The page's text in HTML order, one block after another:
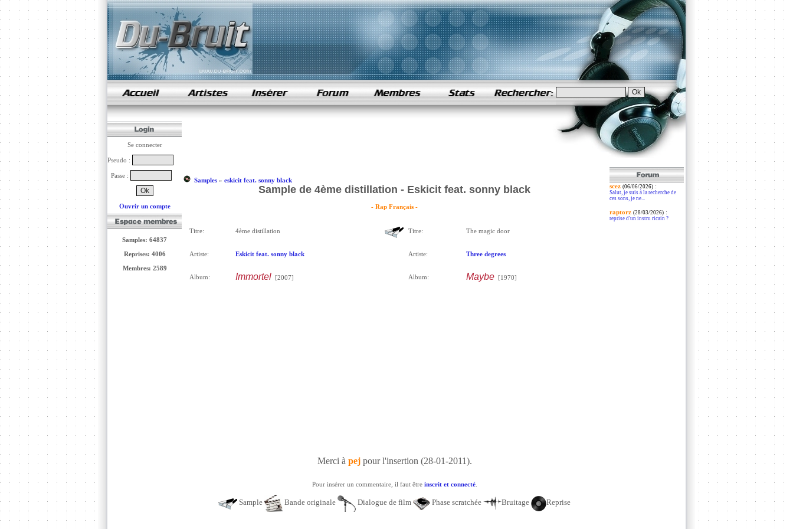
samples de rap
Se connecter
Pseudo :
Passe :
Ouvrir un compte
Samples: 64837
Reprises: 4006
Membres: 2589
Samples» eskicit feat. sonny black
Sample de 4ème distillation - Eskicit feat. sonny black
- Rap Français -
Titre: 4ème distillation
Artiste: Eskicit feat. sonny black
Album: Immortel[2007]
Titre: The magic door
Artiste: Three degrees
Album: Maybe[1970]
Merci à pejpour l'insertion (28-01-2011).
Pour insérer un commentaire, il faut être inscrit et connecté.
Sample Bande originale Dialogue de film Phase scratchée Bruitage Reprise
scez (06/06/2026):
Salut, je suis à la recherche de
ces sons, je ne...
raptorz (28/03/2026):
reprise d'un instru ricain ?